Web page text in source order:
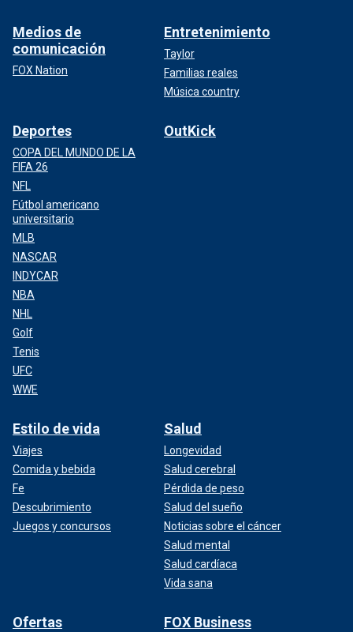
Medios de
comunicación
FOX Nation
Entretenimiento
Taylor
Familias reales
Música country
Deportes
COPA DEL MUNDO DE LA
FIFA 26
NFL
Fútbol americano
universitario
MLB
NASCAR
INDYCAR
NBA
NHL
Golf
Tenis
UFC
WWE
OutKick
Estilo de vida
Viajes
Comida y bebida
Fe
Descubrimiento
Juegos y concursos
Salud
Longevidad
Salud cerebral
Pérdida de peso
Salud del sueño
Noticias sobre el cáncer
Salud mental
Salud cardíaca
Vida sana
Ofertas FOX Business